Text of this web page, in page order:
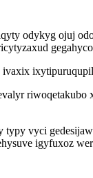
odykyg ojuj
vyci
igyfuxoz